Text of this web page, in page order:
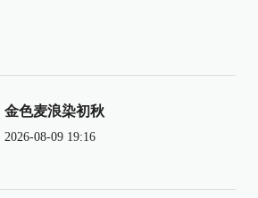
金色麦浪染初秋
2026-08-09 19:16